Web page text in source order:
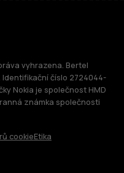
vyhrazena. Bertel
Identifikační číslo 2724044-
Nokia je společnost HMD
známka společnosti
cookieEtika